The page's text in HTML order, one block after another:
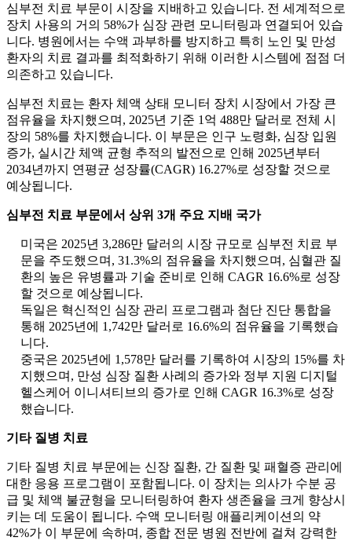
심부전 치료 부문이 시장을 지배하고 있습니다. 전 세계적으로
장치 사용의 거의 58%가 심장 관련 모니터링과 연결되어 있습
니다. 병원에서는 수액 과부하를 방지하고 특히 노인 및 만성
환자의 치료 결과를 최적화하기 위해 이러한 시스템에 점점 더
의존하고 있습니다.
심부전 치료는 환자 체액 상태 모니터 장치 시장에서 가장 큰
점유율을 차지했으며, 2025년 기준 1억 488만 달러로 전체 시
장의 58%를 차지했습니다. 이 부문은 인구 노령화, 심장 입원
증가, 실시간 체액 균형 추적의 발전으로 인해 2025년부터
2034년까지 연평균 성장률(CAGR) 16.27%로 성장할 것으로
예상됩니다.
심부전 치료 부문에서 상위 3개 주요 지배 국가
미국은 2025년 3,286만 달러의 시장 규모로 심부전 치료 부
문을 주도했으며, 31.3%의 점유율을 차지했으며, 심혈관 질
환의 높은 유병률과 기술 준비로 인해 CAGR 16.6%로 성장
할 것으로 예상됩니다.
독일은 혁신적인 심장 관리 프로그램과 첨단 진단 통합을
통해 2025년에 1,742만 달러로 16.6%의 점유율을 기록했습
니다.
중국은 2025년에 1,578만 달러를 기록하여 시장의 15%를 차
지했으며, 만성 심장 질환 사례의 증가와 정부 지원 디지털
헬스케어 이니셔티브의 증가로 인해 CAGR 16.3%로 성장
했습니다.
기타 질병 치료
기타 질병 치료 부문에는 신장 질환, 간 질환 및 패혈증 관리에
대한 응용 프로그램이 포함됩니다. 이 장치는 의사가 수분 공
급 및 체액 불균형을 모니터링하여 환자 생존율을 크게 향상시
키는 데 도움이 됩니다. 수액 모니터링 애플리케이션의 약
42%가 이 부문에 속하며, 종합 전문 병원 전반에 걸쳐 강력한